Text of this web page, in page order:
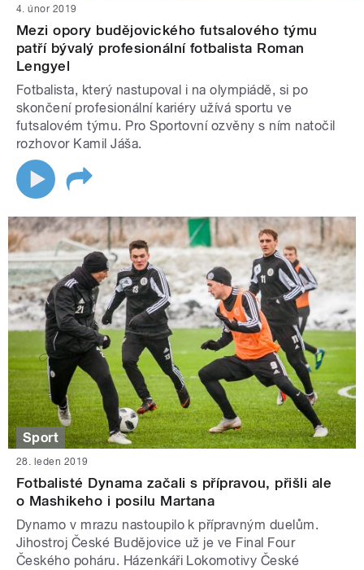
4. únor 2019
Mezi opory budějovického futsalového týmu
patří bývalý profesionální fotbalista Roman
Lengyel
Fotbalista, který nastupoval i na olympiádě, si po
skončení profesionální kariéry užívá sportu ve
futsalovém týmu. Pro Sportovní ozvěny s ním natočil
rozhovor Kamil Jáša.
Sport
28. leden 2019
Fotbalisté Dynama začali s přípravou, přišli ale
o Mashikeho i posilu Martana
Dynamo v mrazu nastoupilo k přípravným duelům.
Jihostroj České Budějovice už je ve Final Four
Českého poháru. Házenkáři Lokomotivy České